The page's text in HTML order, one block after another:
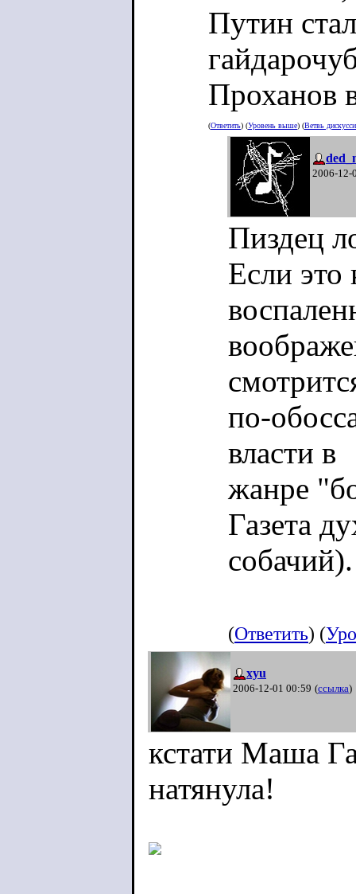
Путин
Проханов
(Ответить) (Уровень выше) (Ветвь
2006-12-
Пиздец
Если это
по-
власти в
жанре
Газета
собачий).
(Ответить) (
xyu
2006-12-01 00:59 (ссылка)
кстати Маша
натянула!